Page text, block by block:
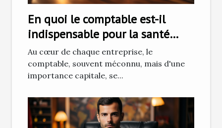
En quoi le comptable est-il
indispensable pour la santé
financière de votre entreprise ?
Au cœur de chaque entreprise, le
comptable, souvent méconnu, mais d'une
importance capitale, se...